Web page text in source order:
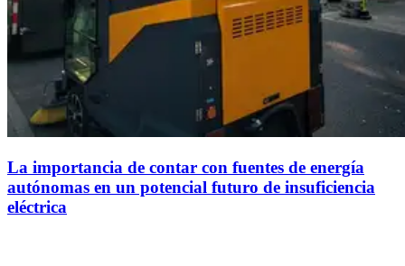
La importancia de contar con fuentes de energía
autónomas en un potencial futuro de insuficiencia
eléctrica